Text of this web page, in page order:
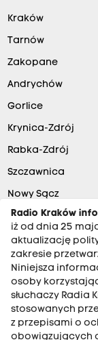
Kraków
Tarnów
Zakopane
Andrychów
Gorlice
Krynica-Zdrój
Rabka-Zdrój
Szczawnica
Nowy Sącz
RADIO KRAKÓW
Kraków
Radio Kraków
iż od dnia 25
aktualizację
zakresie
Niniejsza
osoby
słuchaczy Radia
stosowanych
z przepisami o
obowiązujących